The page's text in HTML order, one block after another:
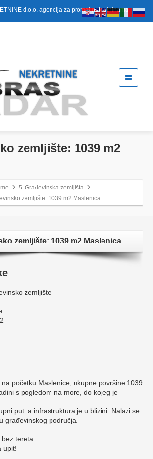
d.o.o. agencija za promet nekretninama
zemljište: 1039 m2
5. Građevinska zemljišta
zemljište: 1039 m2 Maslenica
zemljište: 1039 m2 Maslenica
zemljište
početku Maslenice, ukupne površine 1039
s pogledom na more, do kojeg je
put, a infrastruktura je u blizini. Nalazi se
građevinskog područja.
tereta.
upit!